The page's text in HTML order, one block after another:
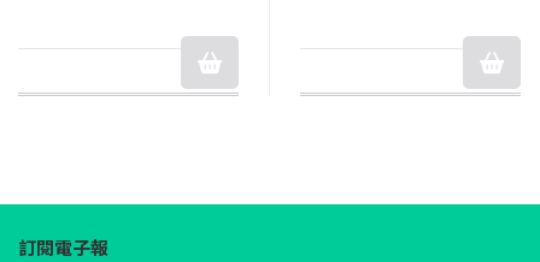
訂閱電子報